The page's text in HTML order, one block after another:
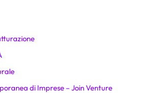
di Imprese – Join Venture